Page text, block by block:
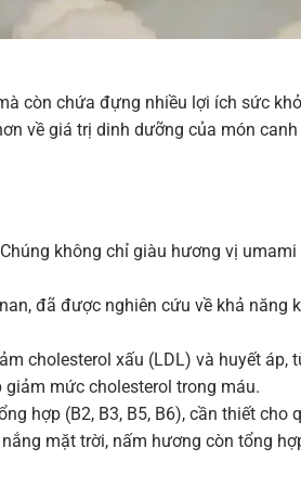
còn chứa đựng nhiều lợi ích sức
về giá trị dinh dưỡng của món canh
không chỉ giàu hương vị umami
đã được nghiên cứu về khả năng
cholesterol xấu (LDL) và huyết áp,
mức cholesterol trong máu.
hợp (B2, B3, B5, B6), cần thiết cho
mặt trời, nấm hương còn tổng